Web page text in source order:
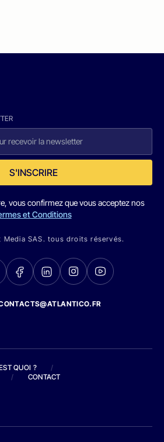
S'INSCRIRE
vous confirmez que vous acceptez nos
et Conditions
SAS. tous droits réservés.
QUOI ?
/
/ CONTACT